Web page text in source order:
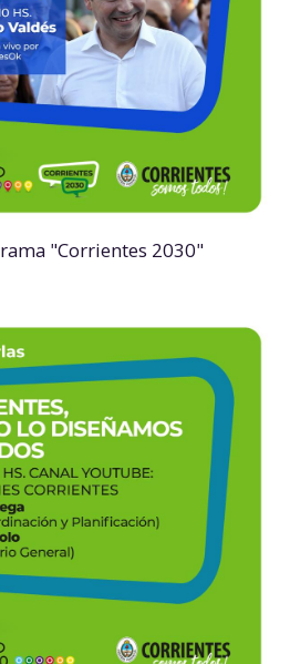
"Corrientes 2030"